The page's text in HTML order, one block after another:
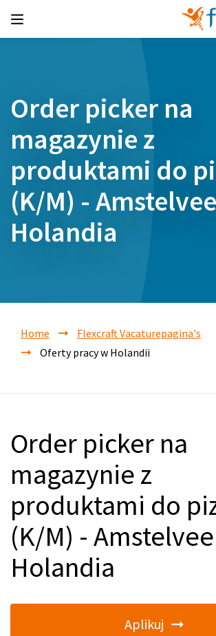
Order picker na
magazynie z
produktami do
(K/M) -
Holandia
Home
Flexcraft Vacaturepagina's
Oferty pracy w Holandii
Order picker na
magazynie z
produktami do
(K/M) -
Holandia
Aplikuj